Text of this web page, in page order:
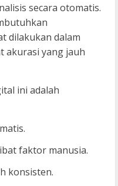
secara otomatis.
dilakukan dalam
akurasi yang jauh
ini adalah
faktor manusia.
konsisten.